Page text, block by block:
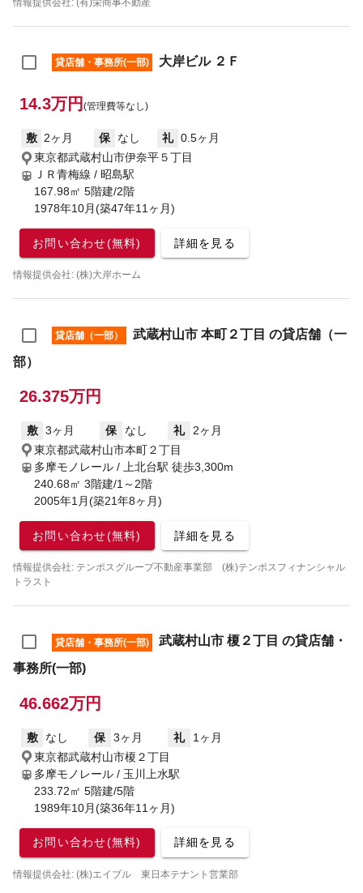
貸店舗・事務所(一部) 大岸ビル ２Ｆ
14.3万円 (管理費等なし)
敷 2ヶ月 保 なし 礼 0.5ヶ月
東京都武蔵村山市伊奈平５丁目
ＪＲ青梅線 / 昭島駅
167.98㎡ 5階建/2階
1978年10月(築47年11ヶ月)
お問い合わせ(無料) 詳細を見る
情報提供会社: (株)大岸ホーム
貸店舗（一部）
武蔵村山市 本町２丁目 の貸店舗（一
部）
26.375万円
敷 3ヶ月 保 なし 礼
2ヶ月
東京都武蔵村山市本町２丁目
多摩モノレール / 上北台駅 徒歩3,300m
240.68㎡ 3階建/1～2階
2005年1月(築21年8ヶ月)
お問い合わせ(無料) 詳細を見る
情報提供会社: テンポスグループ不動産事業部 (株)テンポスフィナンシャル
トラスト
貸店舗・事務所(一部)
武蔵村山市 榎２丁目 の貸店舗・
事務所(一部)
46.662万円
敷 なし 保 3ヶ月 礼
1ヶ月
東京都武蔵村山市榎２丁目
多摩モノレール / 玉川上水駅
233.72㎡ 5階建/5階
1989年10月(築36年11ヶ月)
お問い合わせ(無料) 詳細を見る
情報提供会社: (株)エイブル 東日本テナント営業部